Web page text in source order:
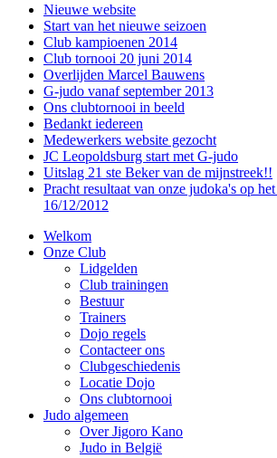
Nieuwe website
Start van het nieuwe seizoen
Club kampioenen 2014
Club tornooi 20 juni 2014
Overlijden Marcel Bauwens
G-judo vanaf september 2013
Ons clubtornooi in beeld
Bedankt iedereen
Medewerkers website gezocht
JC Leopoldsburg start met G-judo
Uitslag 21 ste Beker van de mijnstreek!!
Pracht resultaat van onze judoka's op
16/12/2012
Welkom
Onze Club
Lidgelden
Club trainingen
Bestuur
Trainers
Dojo regels
Contacteer ons
Clubgeschiedenis
Locatie Dojo
Ons clubtornooi
Judo algemeen
Over Jigoro Kano
Judo in België